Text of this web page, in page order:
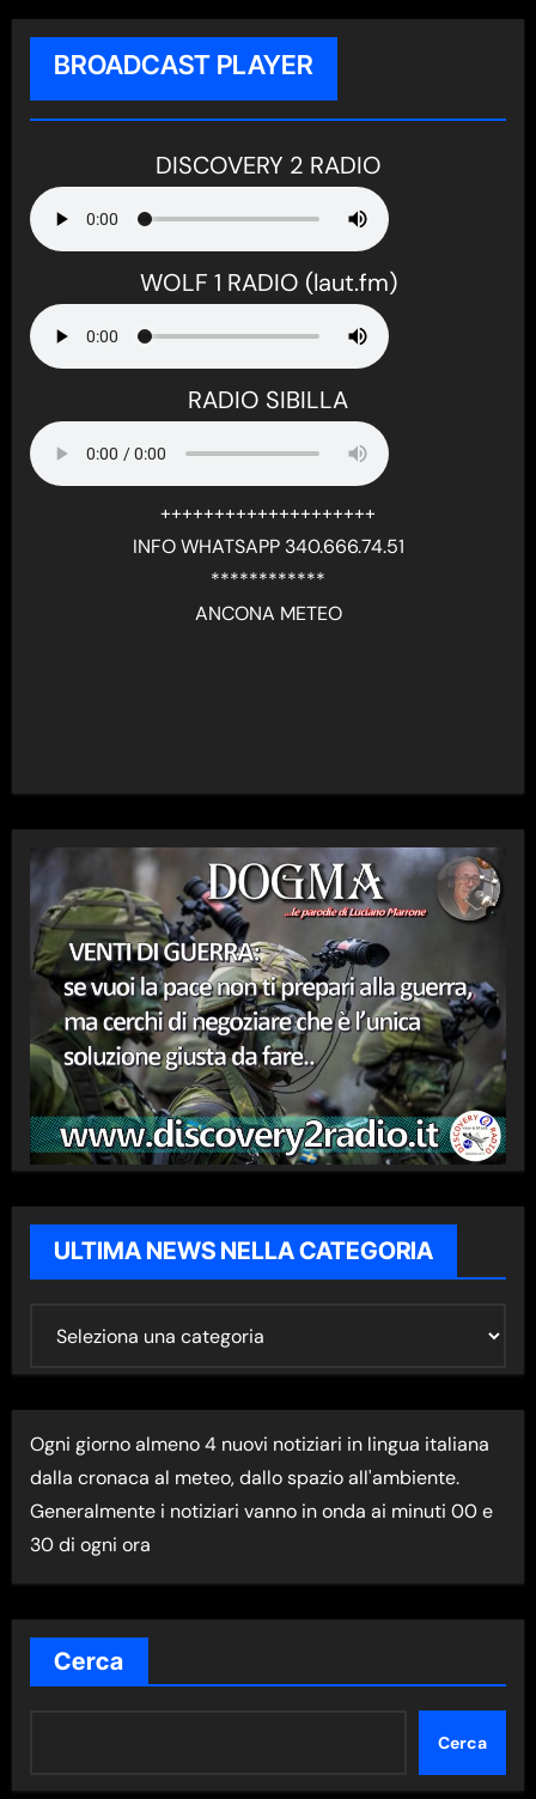
BROADCAST PLAYER
DISCOVERY 2 RADIO
WOLF 1 RADIO (laut.fm)
RADIO SIBILLA
++++++++++++++++++++
INFO WHATSAPP 340.666.74.51
************
ANCONA METEO
ULTIMA NEWS NELLA CATEGORIA
M
A
N
E
W
S
E
A
Ogni giorno almeno 4 nuovi notiziari in lingua italiana
dalla cronaca al meteo, dallo spazio all'ambiente.
Generalmente i notiziari vanno in onda ai minuti 00 e
30 di ogni ora
Cerca
Cerca